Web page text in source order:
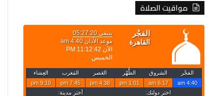
مواقيت الصلاة